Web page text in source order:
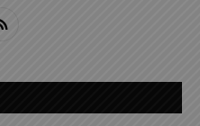
RSS